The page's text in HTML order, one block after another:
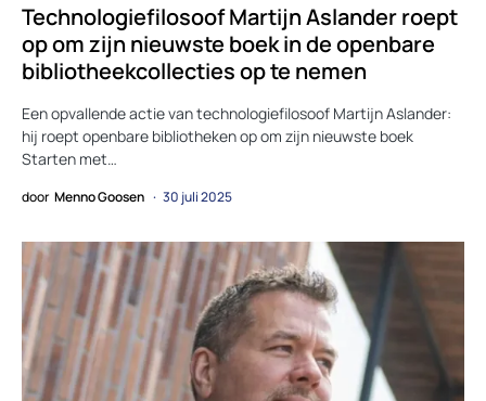
Technologiefilosoof Martijn Aslander roept
op om zijn nieuwste boek in de openbare
bibliotheekcollecties op te nemen
Een opvallende actie van technologiefilosoof Martijn Aslander:
hij roept openbare bibliotheken op om zijn nieuwste boek
Starten met…
door Menno Goosen 30 juli 2025